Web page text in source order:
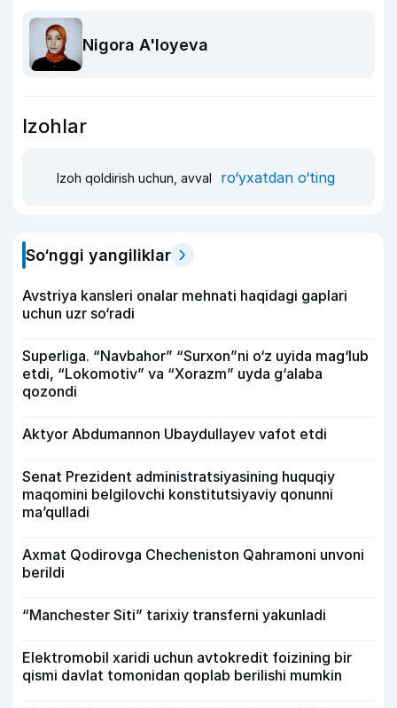
Nigora A'loyeva
Izohlar
Izoh qoldirish uchun, avval ro‘yxatdan o‘ting
So‘nggi yangiliklar
Avstriya kansleri onalar mehnati haqidagi gaplari
uchun uzr so‘radi
Superliga. “Navbahor” “Surxon”ni o‘z uyida mag‘lub
etdi, “Lokomotiv” va “Xorazm” uyda g‘alaba
qozondi
Aktyor Abdu­mannon Ubaydullayev vafot etdi
Senat Prezident administratsiyasining huquqiy
maqomini belgilovchi konstitutsiyaviy qonunni
ma’qulladi
Axmat Qodirovga Checheniston Qahramoni unvoni
berildi
“Manchester Siti” tarixiy transferni yakunladi
Elektromobil xaridi uchun avtokredit foizining bir
qismi davlat tomonidan qoplab berilishi mumkin